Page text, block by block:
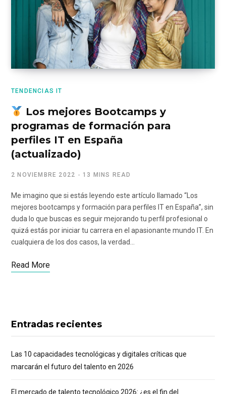
TENDENCIAS IT
Los mejores Bootcamps y
programas de formación para
perfiles IT en España
(actualizado)
2 NOVIEMBRE 2022 13 MINS READ
Me imagino que si estás leyendo este artículo llamado “Los
mejores bootcamps y formación para perfiles IT en España”, sin
duda lo que buscas es seguir mejorando tu perfil profesional o
quizá estás por iniciar tu carrera en el apasionante mundo IT. En
cualquiera de los dos casos, la verdad…
Read More
Entradas recientes
Las 10 capacidades tecnológicas y digitales críticas que
marcarán el futuro del talento en 2026
El mercado de talento tecnológico 2026: ¿es el fin del